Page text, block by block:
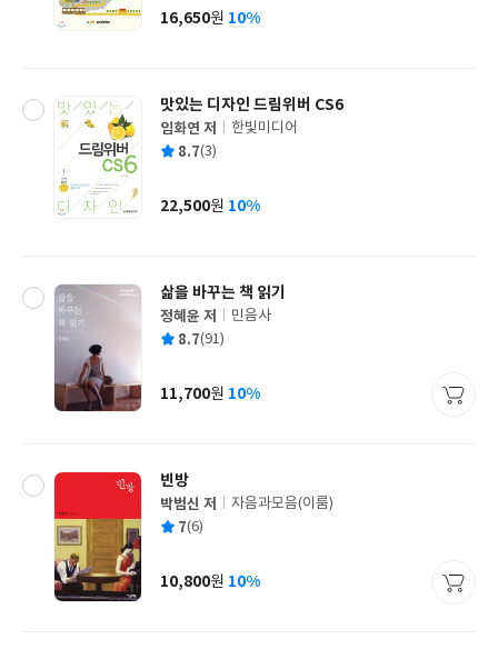
사
가
16,650원 10%
맛있는 디자인 드림위버 CS6
글
쓴
임화연 저
출
사
한빛미디어
평 8.7(3)
가
22,500원 10%
삶을 바꾸는 책 읽기
글
쓴
정혜윤 저
출
사
민음사
평 8.7(91)
가
11,700원 10%
빈방
글
쓴
박범신 저
출
사
자음과모음(이룸)
평 7(6)
가
10,800원 10%